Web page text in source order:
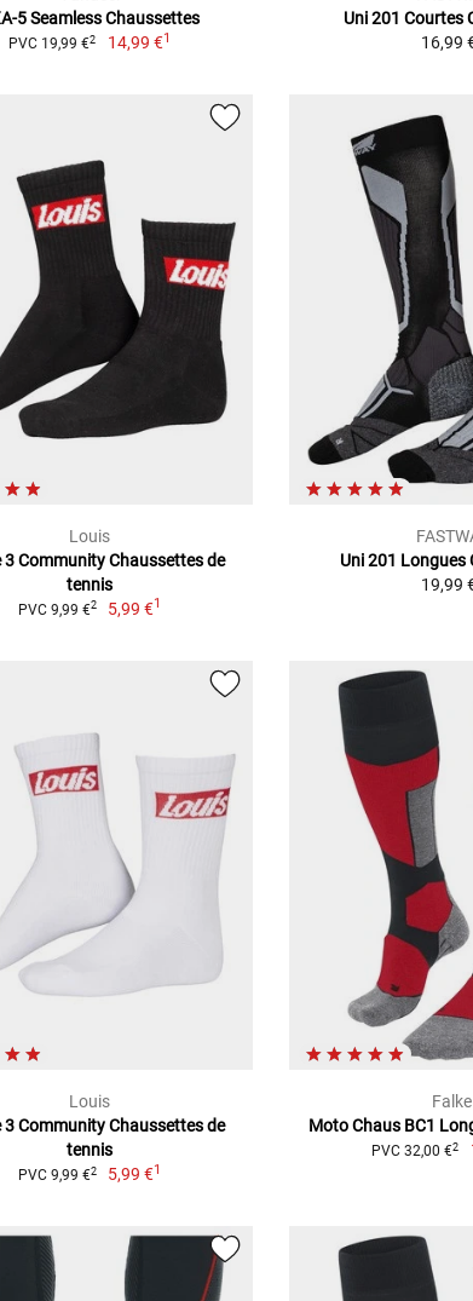
5 Seamless Chaussettes
PVC 19,99 €2 14,99 €1
Uni 201 Courtes
16,99
Louis
3 Community Chaussettes de
tennis
PVC 9,99 €2 5,99 €1
Uni 201 Longues
19,99
Louis
3 Community Chaussettes de
tennis
PVC 9,99 €2 5,99 €1
Falke
Moto Chaus BC1
PVC 32,00 €2